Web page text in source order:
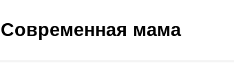
Современная мама